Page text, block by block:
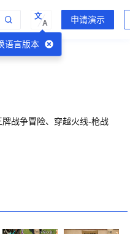
语言版本
文
A
战争冒险、穿越火线-枪战